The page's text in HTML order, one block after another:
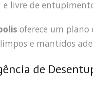
e livre de
oferece um plano
e mantidos
de